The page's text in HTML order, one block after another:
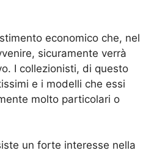
economico che, nel
sicuramente verrà
I collezionisti, di questo
e i modelli che essi
molto particolari o
un forte interesse nella